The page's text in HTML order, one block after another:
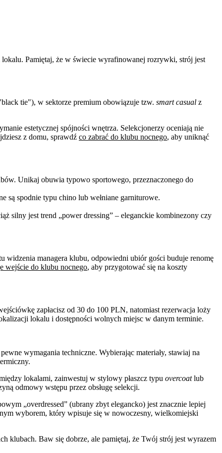
Pamiętaj, że w świecie wyrafinowanej rozrywki, strój jest
tie"), w sektorze premium obowiązuje tzw. smart casual z
estetycznej spójności wnętrza. Selekcjonerzy oceniają nie
z domu, sprawdź co zabrać do klubu nocnego, aby uniknąć
Unikaj obuwia typowo sportowego, przeznaczonego do
spodnie typu chino lub wełniane garniturowe.
silny jest trend „power dressing” – eleganckie kombinezony czy
widzenia managera klubu, odpowiedni ubiór gości buduje renomę
wejście do klubu nocnego, aby przygotować się na koszty
zapłacisz od 30 do 100 PLN, natomiast rezerwacja loży
lokalu i dostępności wolnych miejsc w danym terminie.
wymagania techniczne. Wybierając materiały, stawiaj na
lokalami, zainwestuj w stylowy płaszcz typu overcoatlub
odmowy wstępu przez obsługę selekcji.
„overdressed” (ubrany zbyt elegancko) jest znacznie lepiej
wyborem, który wpisuje się w nowoczesny, wielkomiejski
klubach. Baw się dobrze, ale pamiętaj, że Twój strój jest wyrazem